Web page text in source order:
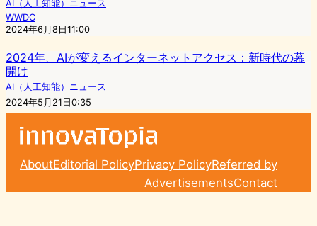
AI（人工知能）ニュース
WWDC
2024年6月8日11:00
2024年、AIが変えるインターネットアクセス：新時代の幕
開け
AI（人工知能）ニュース
2024年5月21日0:35
AboutEditorial PolicyPrivacy PolicyReferred by
AdvertisementsContact